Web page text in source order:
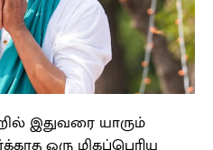
இதுவரை யாரும்